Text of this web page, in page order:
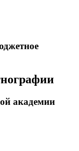
академии